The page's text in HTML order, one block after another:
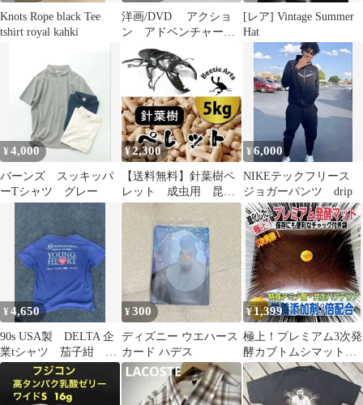
Knots Rope black Tee
tshirt royal kahki
洋画/DVD アクショ
ン アドベンチャー
系 5枚セット まとめ
売り
[レア] Vintage Summer
Hat
¥4,000
バーンズ スッキッパ
ーTシャツ グレー
¥2,300
【送料無料】針葉樹ペ
レット 成虫用 昆虫
マット【5kg】
¥6,000
NIKEテックフリース
ジョガーパンツ drip
¥4,650
90s USA製 DELTA 企
業tシャツ 茄子紺 鬼
フェード
¥300
ディズニー ウエハース
カード ハデス
¥1,399
極上！プレミアム3次発
酵カブトムシマット【2
リットル】特殊アミノ
酸強化配合 外国産カ
ブトにお薦め！産卵に